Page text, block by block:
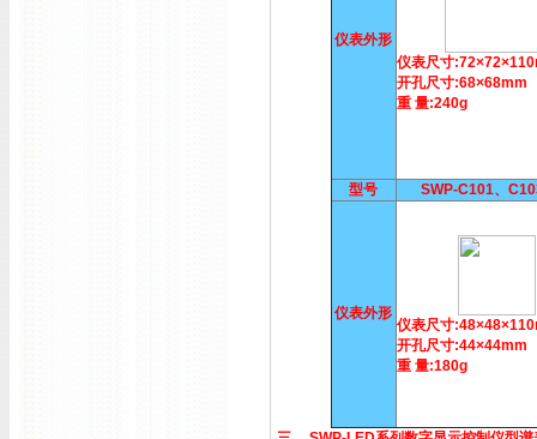
仪表外形
仪表尺寸
开孔尺寸:68×68mm
重 量:240g
型号 SWP-C101、
仪表外形
仪表尺寸
开孔尺寸:44×44mm
重 量:180g